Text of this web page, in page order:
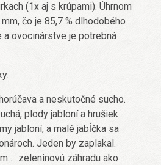
(1x aj s krúpami). Úhrnom
čo je 85,7 % dlhodobého
a ovocinárstve je potrebná
a neskutočné sucho.
plody jabloní a hrušiek
jabloní, a malé jabĺčka sa
Jeden by zaplakal.
... zeleninovú záhradu ako